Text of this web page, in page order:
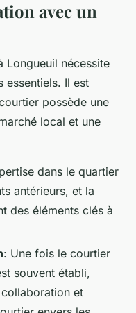
avec un
Longueuil nécessite
essentiels. Il est
possède une
local et une
dans le quartier
antérieurs, et la
des éléments clés à
: Une fois le courtier
souvent établi,
et